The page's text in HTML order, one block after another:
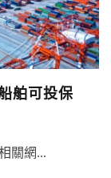
舶可投保
關網...